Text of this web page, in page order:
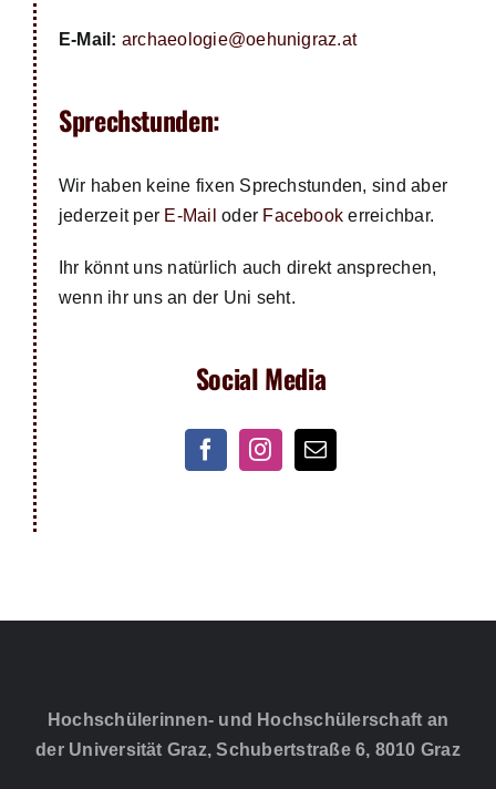
E-Mail: archaeologie@oehunigraz.at
Sprechstunden:
Wir haben keine fixen Sprechstunden, sind aber
jederzeit per E-Mail oder Facebook erreichbar.
Ihr könnt uns natürlich auch direkt ansprechen,
wenn ihr uns an der Uni seht.
Social Media
Hochschülerinnen- und Hochschülerschaft an
der Universität Graz, Schubertstraße 6, 8010 Graz